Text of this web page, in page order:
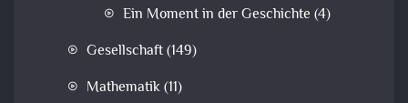
Ein Moment in der Geschichte (4)
Gesellschaft(149)
Mathematik(11)